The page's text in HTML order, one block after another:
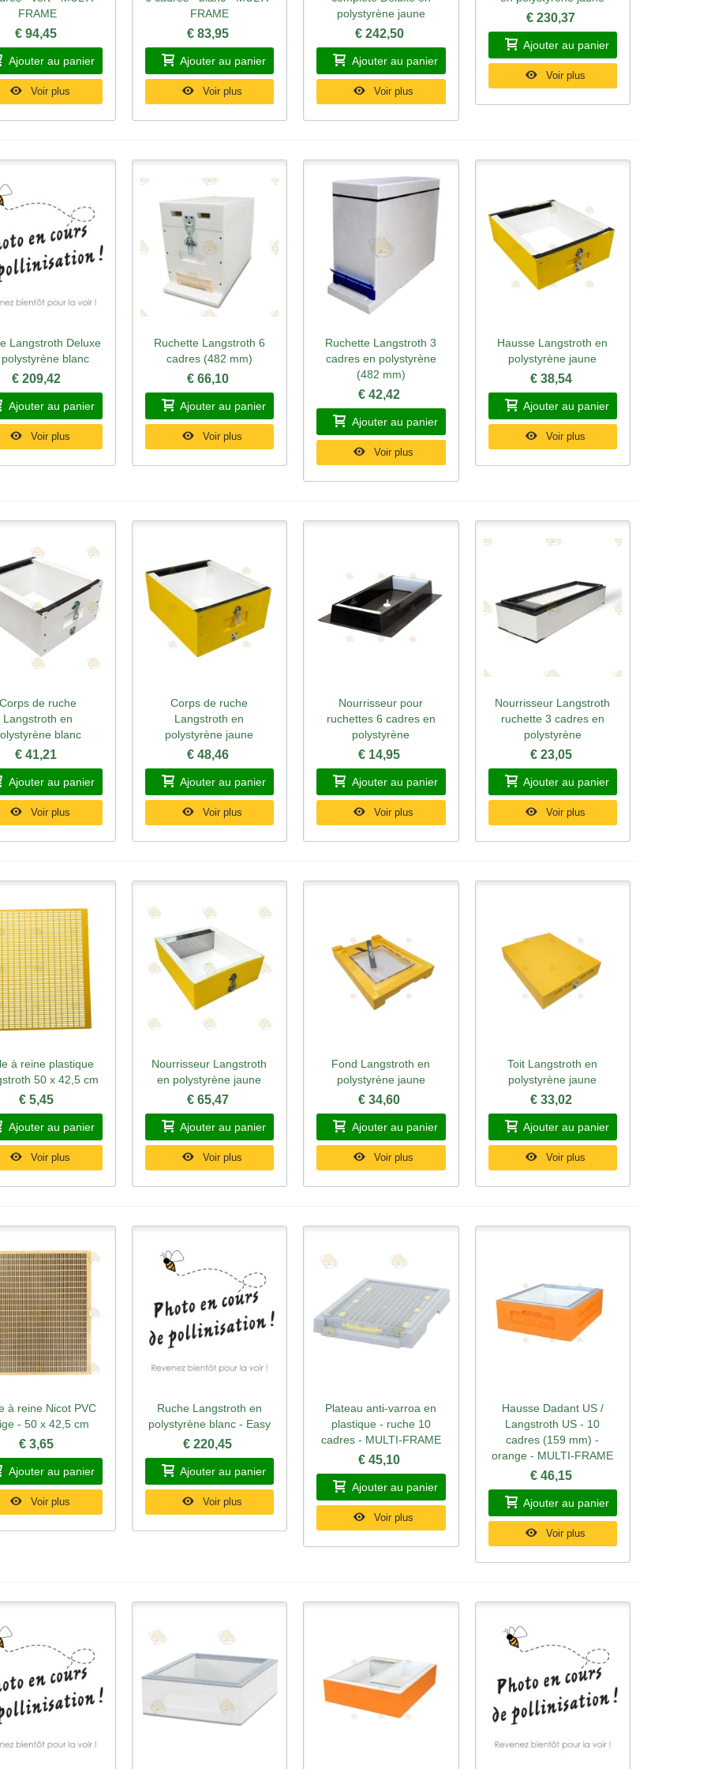
FRAME
€ 94,45
Ajouter au panier
Voir plus
FRAME
€ 83,95
Ajouter au panier
Voir plus
polystyrène jaune
€ 242,50
Ajouter au panier
Voir plus
€ 230,37
Ajouter au panier
Voir plus
rapide
Langstroth Deluxe
blanc
€ 209,42
Ajouter au panier
Voir plus
Aperçu rapide
Ruchette Langstroth 6
cadres (482 mm)
€ 66,10
Ajouter au panier
Voir plus
Aperçu rapide
Ruchette Langstroth 3
cadres en polystyrène
(482 mm)
€ 42,42
Ajouter au panier
Voir plus
Aperçu rapide
Hausse Langstroth en
polystyrène jaune
€ 38,54
Ajouter au panier
Voir plus
rapide
de ruche
Langstroth en
blanc
€ 41,21
Ajouter au panier
Voir plus
Aperçu rapide
Corps de ruche
Langstroth en
polystyrène jaune
€ 48,46
Ajouter au panier
Voir plus
Aperçu rapide
Nourrisseur pour
ruchettes 6 cadres en
polystyrène
€ 14,95
Ajouter au panier
Voir plus
Aperçu rapide
Nourrisseur Langstroth
ruchette 3 cadres en
polystyrène
€ 23,05
Ajouter au panier
Voir plus
rapide
à reine plastique
50 x 42,5 cm
€ 5,45
Ajouter au panier
Voir plus
Aperçu rapide
Nourrisseur Langstroth
en polystyrène jaune
€ 65,47
Ajouter au panier
Voir plus
Aperçu rapide
Fond Langstroth en
polystyrène jaune
€ 34,60
Ajouter au panier
Voir plus
Aperçu rapide
Toit Langstroth en
polystyrène jaune
€ 33,02
Ajouter au panier
Voir plus
rapide
à reine Nicot PVC
- 50 x 42,5 cm
€ 3,65
Ajouter au panier
Voir plus
Aperçu rapide
Ruche Langstroth en
polystyrène blanc - Easy
€ 220,45
Ajouter au panier
Voir plus
Aperçu rapide
Plateau anti-varroa en
plastique - ruche 10
cadres - MULTI-FRAME
€ 45,10
Ajouter au panier
Voir plus
Aperçu rapide
Hausse Dadant US /
Langstroth US - 10
cadres (159 mm) -
orange - MULTI-FRAME
€ 46,15
Ajouter au panier
Voir plus